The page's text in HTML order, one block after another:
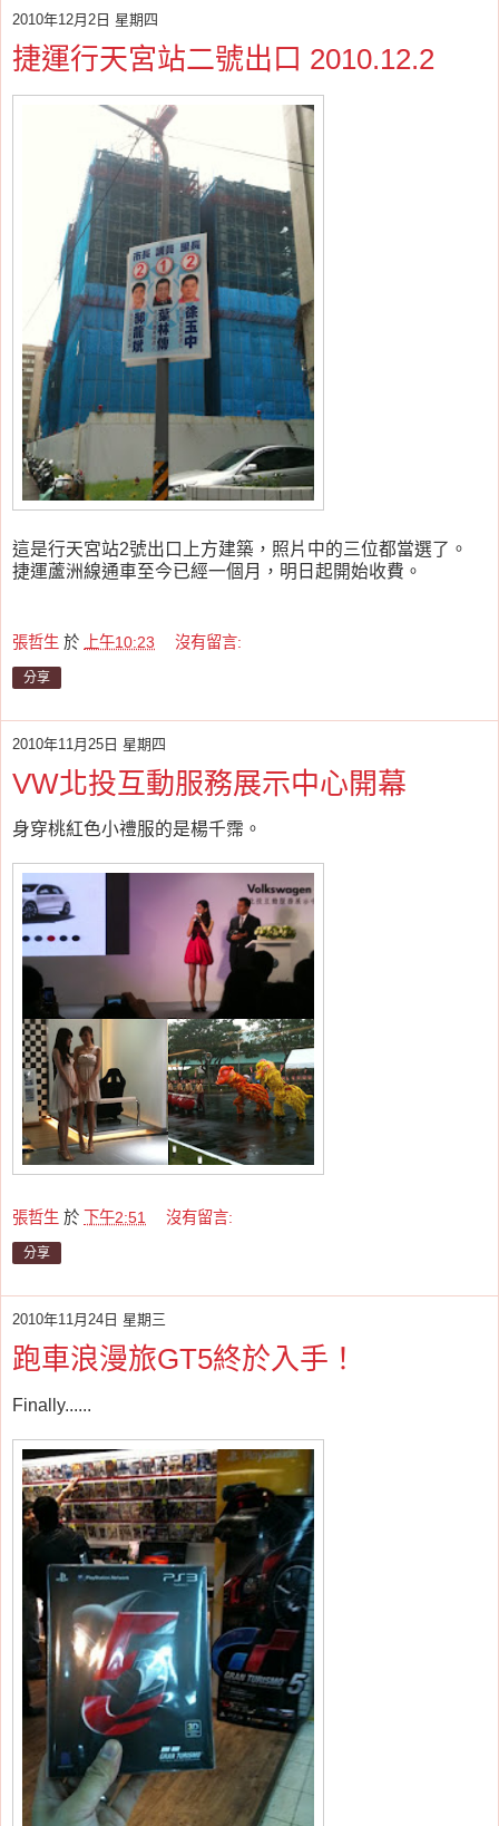
2010年12月2日 星期四
捷運行天宮站二號出口 2010.12.2
這是行天宮站2號出口上方建築，照片中的三位都當選了。
捷運蘆洲線通車至今已經一個月，明日起開始收費。
張哲生 於 上午10:23 沒有留言:
分享
2010年11月25日 星期四
VW北投互動服務展示中心開幕
身穿桃紅色小禮服的是楊千霈。
張哲生 於 下午2:51 沒有留言:
分享
2010年11月24日 星期三
跑車浪漫旅GT5終於入手！
Finally......